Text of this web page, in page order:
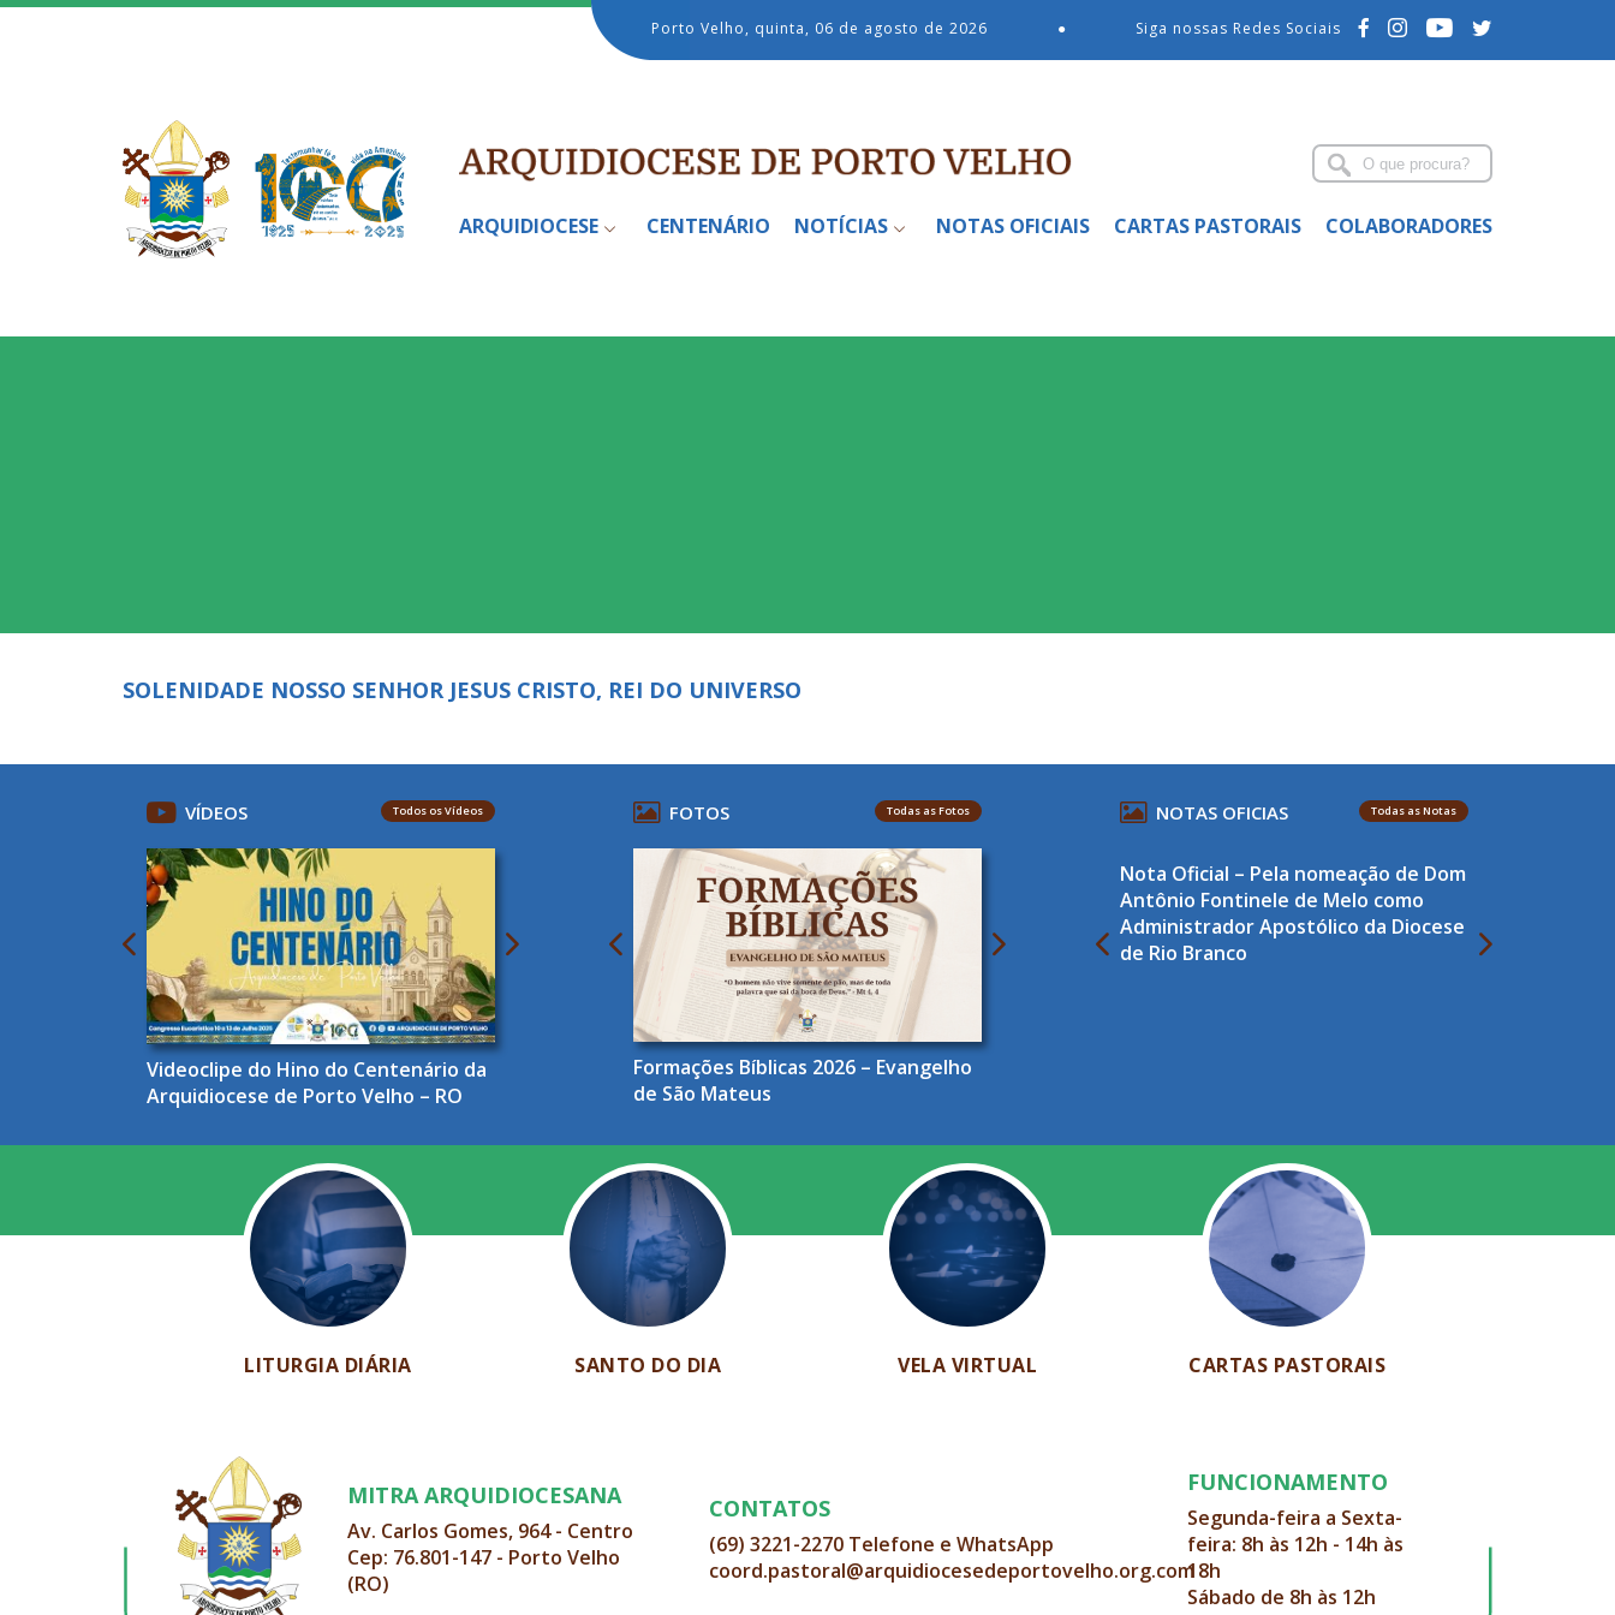
Porto Velho, quinta, 06 de agosto de 2026 ● Siga nossas Redes Sociais
ARQUIDIOCESE CENTENÁRIO NOTÍCIAS NOTAS OFICIAIS CARTAS PASTORAIS COLABORADORES
SOLENIDADE NOSSO SENHOR JESUS CRISTO, REI DO UNIVERSO
VÍDEOS Todos os Vídeos
Videoclipe do Hino do Centenário da
Arquidiocese de Porto Velho – RO
FOTOS Todas as Fotos
Formações Bíblicas 2026 – Evangelho
de São Mateus
NOTAS OFICIAS Todas as Notas
Nota Oficial – Pela nomeação de Dom
Antônio Fontinele de Melo como
Administrador Apostólico da Diocese
de Rio Branco
LITURGIA DIÁRIA SANTO DO DIA VELA VIRTUAL CARTAS PASTORAIS
MITRA ARQUIDIOCESANA
Av. Carlos Gomes, 964 - Centro
Cep: 76.801-147 - Porto Velho
(RO)
CONTATOS
(69) 3221-2270 Telefone e WhatsApp
coord.pastoral@arquidiocesedeportovelho.org.com
FUNCIONAMENTO
Segunda-feira a Sexta-
feira: 8h às 12h - 14h às
18h
Sábado de 8h às 12h